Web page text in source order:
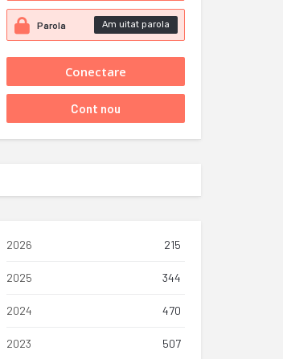
Am uitat parola
2026 215
2025 344
2024 470
2023 507